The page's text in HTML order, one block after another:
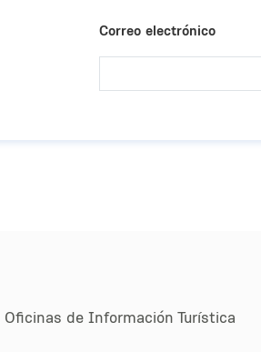
Correo electrónico
Oﬁcinas de Información Turística